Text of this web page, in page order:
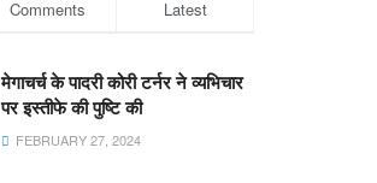
Comments Latest
मेगाचर्च के पादरी कोरी टर्नर ने व्यभिचार
पर इस्तीफे की पुष्टि की
FEBRUARY 27, 2024